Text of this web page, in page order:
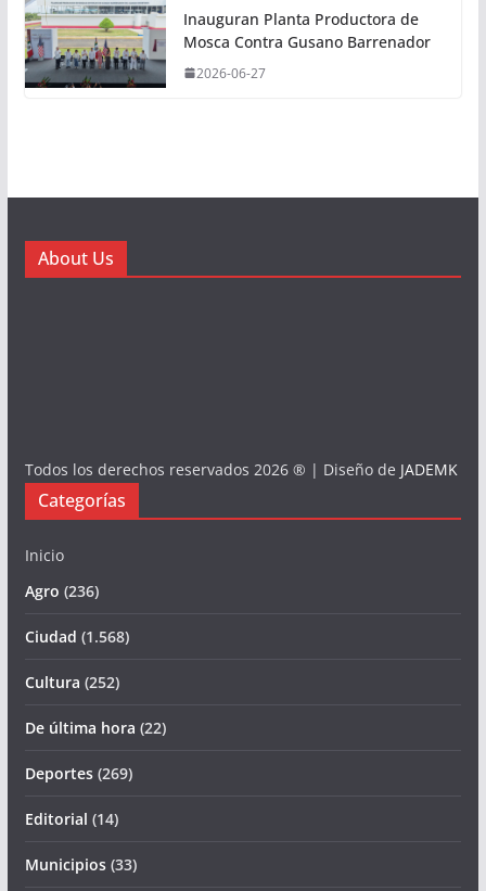
Inauguran Planta Productora de
Mosca Contra Gusano Barrenador
2026-06-27
About Us
Todos los derechos reservados 2026 ® | Diseño de JADEMK
Categorías
Inicio
Agro (236)
Ciudad (1.568)
Cultura (252)
De última hora (22)
Deportes(269)
Editorial (14)
Municipios(33)